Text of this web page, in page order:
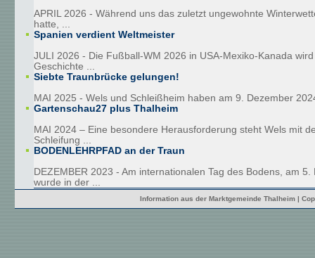
APRIL 2026 - Während uns das zuletzt ungewohnte
hatte, ...
Spanien verdient Weltmeister
JULI 2026 - Die Fußball-WM 2026 in USA-Mexiko-Kanada
Geschichte ...
Siebte Traunbrücke gelungen!
MAI 2025 - Wels und Schleißheim haben am 9. Dezember
Gartenschau27 plus Thalheim
MAI 2024 – Eine besondere Herausforderung steht Wels mit
Schleifung ...
BODENLEHRPFAD an der Traun
DEZEMBER 2023 - Am internationalen Tag des Bodens, am 5.
wurde in der ...
Information aus der Marktgemeinde Thalheim |